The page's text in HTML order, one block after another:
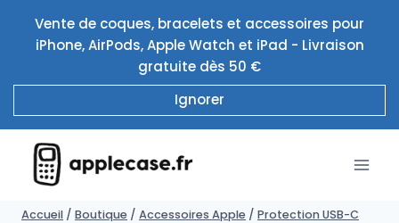
contenu
Vente de coques, bracelets et accessoires pour
iPhone, AirPods, Apple Watch et iPad - Livraison
gratuite dès 50 €
Ignorer
Accueil / Boutique / Accessoires Apple / Protection USB-C